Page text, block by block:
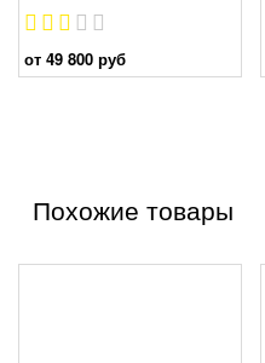
от 49 800 руб
Похожие товары